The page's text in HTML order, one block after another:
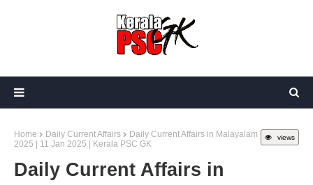
views
Home Daily Current Affairs
Daily Current Affairs in Malayalam
2025 | 11 Jan 2025 | Kerala PSC GK
Daily Current Affairs in